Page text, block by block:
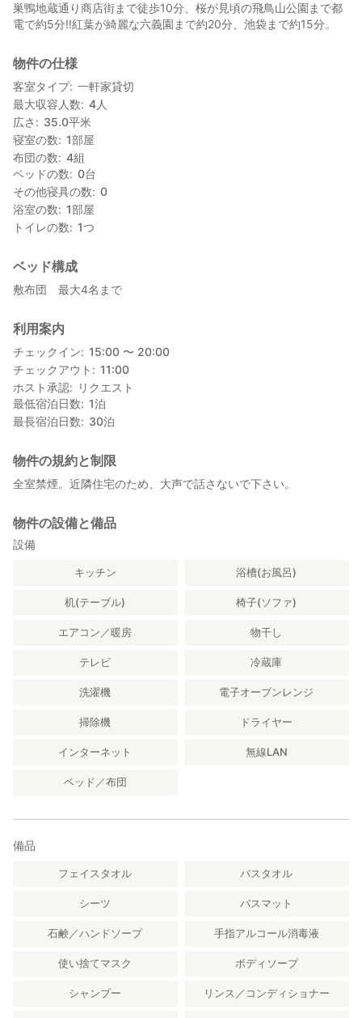
巣鴨地蔵通り商店街まで徒歩10分、桜が見頃の飛鳥山公園まで都
電で約5分‼紅葉が綺麗な六義園まで約20分、池袋まで約15分。
物件の仕様
客室タイプ 一軒家貸切
最大収容人数
4人
広さ
35.0平米
寝室の数
1部屋
布団の数
4組
ベッドの数
0台
その他寝具の数
0
浴室の数
1部屋
トイレの数
1つ
ベッド構成
敷布団 最大4名まで
利用案内
チェックイン
15:00 〜 20:00
チェックアウト
11:00
ホスト承認
リクエスト
最低宿泊日数
1泊
最長宿泊日数
30泊
物件の規約と制限
全室禁煙。近隣住宅のため、大声で話さないで下さい。
物件の設備と備品
設備
キッチン 浴槽(お風呂)
机(テーブル) 椅子(ソファ)
エアコン／暖房 物干し
テレビ 冷蔵庫
洗濯機 電子オーブンレンジ
掃除機 ドライヤー
インターネット 無線LAN
ベッド／布団
備品
フェイスタオル バスタオル
シーツ バスマット
石鹸／ハンドソープ 手指アルコール消毒液
使い捨てマスク ボディソープ
シャンプー リンス／コンディショナー